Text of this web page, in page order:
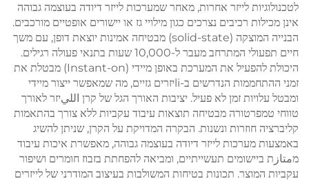
לטכנולוגיות לייזר אחרות, מאחר שמערכות לייזר דיודה בעוצמה גבוהה
אינן מכילות רכיבים נצרכים כגון מילויי גז או יישורים אופטיים מורכבים.
הבנייה המוצקה (solid-state) מבטיחה אמינות יוצאת דופן, עם משך
חיים תפעולי המתרחב מעבר ל-10,000 שעות בתנאי פעולה רגילים.
היכולת להפעיל את המערכת באופן מיידי (Instant-on) מבטלת את
זמני ההתחממות הנדרשים ב-liיזרים גזיים, מה שמאפשר ייצור מיידי
ומבטל עלויות זמן לא פעיל. יציבות האורך הגל של קרן الليיזר לאורך
טווחי טמפרטורה מבטיחה תוצאות עיבוד עקביות ללא צורך בהתאמות
קליברציה חוזרות ונשנות. הבקרה המדויקת על הקרן, שניתן להשיג
באמצעות מערכות לייזר דיודה בעוצמה גבוהה, מאפשרת איכות עיבוד
מمتازת ביישומים תעשייתיים, ומביאה להפחתת בזבוז חומרים ושיפור
עקביות המוצר. תכונות בטיחות המשולבות בעיצוב המודרני של לייזרים